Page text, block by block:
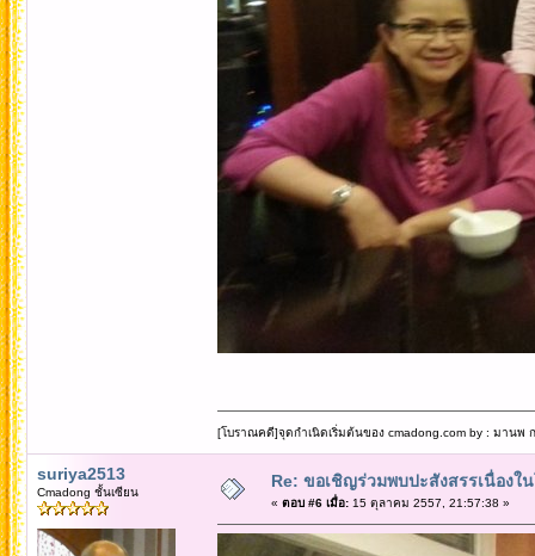
[โบราณคดี]จุดกำเนิดเริ่มต้นของ cmadong.com by : มานพ
suriya2513
Cmadong ชั้นเซียน
Re: ขอเชิญร่วมพบปะสังสรรเนื่องใ
« ตอบ #6 เมื่อ:15 ตุลาคม 2557, 21:57:38 »